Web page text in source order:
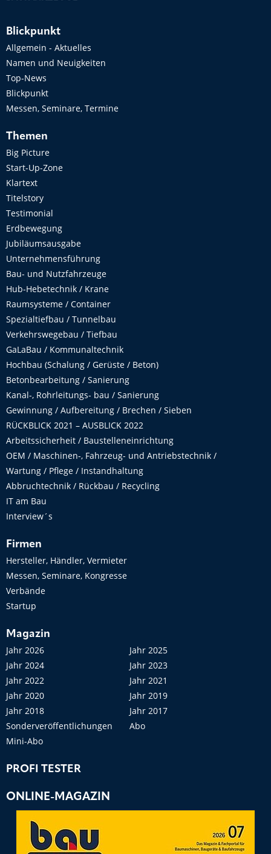
Blickpunkt
Allgemein - Aktuelles
Namen und Neuigkeiten
Top-News
Blickpunkt
Messen, Seminare, Termine
Themen
Big Picture
Start-Up-Zone
Klartext
Titelstory
Testimonial
Erdbewegung
Jubiläumsausgabe
Unternehmensführung
Bau- und Nutzfahrzeuge
Hub-Hebetechnik / Krane
Raumsysteme / Container
Spezialtiefbau / Tunnelbau
Verkehrswegebau / Tiefbau
GaLaBau / Kommunaltechnik
Hochbau (Schalung / Gerüste / Beton)
Betonbearbeitung / Sanierung
Kanal-, Rohrleitungs- bau / Sanierung
Gewinnung / Aufbereitung / Brechen / Sieben
RÜCKBLICK 2021 – AUSBLICK 2022
Arbeitssicherheit / Baustelleneinrichtung
OEM / Maschinen-, Fahrzeug- und Antriebstechnik /
Wartung / Pflege / Instandhaltung
Abbruchtechnik / Rückbau / Recycling
IT am Bau
Interview´s
Firmen
Hersteller, Händler, Vermieter
Messen, Seminare, Kongresse
Verbände
Startup
Magazin
Jahr 2026
Jahr 2025
Jahr 2024
Jahr 2023
Jahr 2022
Jahr 2021
Jahr 2020
Jahr 2019
Jahr 2018
Jahr 2017
Sonderveröffentlichungen
Abo
Mini-Abo
PROFI TESTER
ONLINE-MAGAZIN